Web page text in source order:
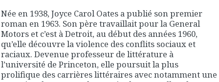
Née en 1938, Joyce Carol Oates a publié son premier
roman en 1963. Son père travaillait pour la General
Motors et c’est à Detroit, au début des années 1960,
qu’elle découvre la violence des conflits sociaux et
raciaux. Devenue professeur de littérature à
l’université de Princeton, elle poursuit la plus
prolifique des carrières littéraires avec notamment une